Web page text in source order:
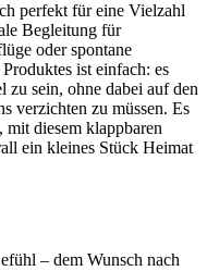
perfekt für eine Vielzahl
Begleitung für
oder spontane
ist einfach: es
sein, ohne dabei auf den
verzichten zu müssen. Es
diesem klappbaren
ein kleines Stück Heimat
– dem Wunsch nach